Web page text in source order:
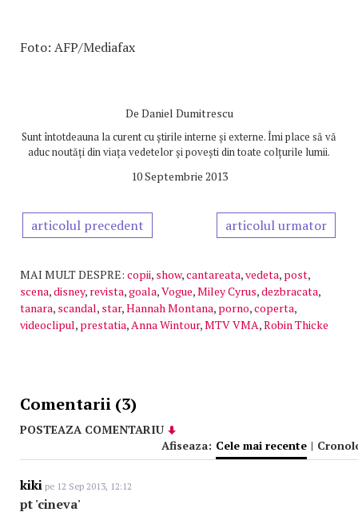
Foto: AFP/Mediafax
De Daniel Dumitrescu
Sunt întotdeauna la curent cu știrile interne și externe. Îmi place să vă
aduc noutăți din viața vedetelor și povești din toate colțurile lumii.
10 Septembrie 2013
articolul precedent articolul urmator
MAI MULT DESPRE: copii, show,cantareata,vedeta, post,
scena,disney, revista,goala,Vogue,Miley Cyrus,dezbracata,
tanara, scandal, star,Hannah Montana, porno,coperta,
videoclipul, prestatia,Anna Wintour,MTV VMA,Robin Thicke
Comentarii (3)
POSTEAZA COMENTARIU
Afiseaza: Cele mai recente |
kiki pe 12 Sep 2013, 12:12
pt 'cineva'